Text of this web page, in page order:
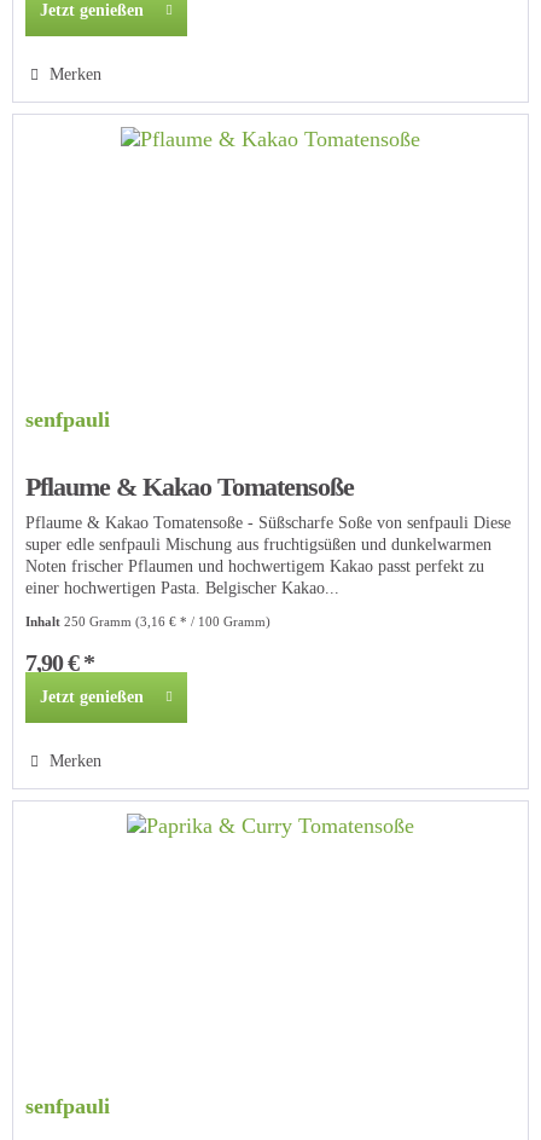
Jetzt genießen
Merken
senfpauli
Pflaume & Kakao Tomatensoße
Pflaume & Kakao Tomatensoße - Süßscharfe Soße von senfpauli Diese
super edle senfpauli Mischung aus fruchtigsüßen und dunkelwarmen
Noten frischer Pflaumen und hochwertigem Kakao passt perfekt zu
einer hochwertigen Pasta. Belgischer Kakao...
Inhalt250 Gramm(3,16 € * / 100 Gramm)
7,90 € *
Jetzt genießen
Merken
senfpauli